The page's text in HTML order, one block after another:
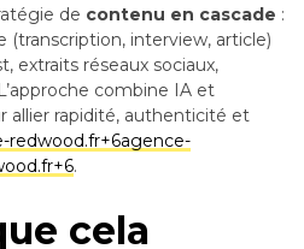
de contenu en cascade :
(transcription, interview, article)
extraits réseaux sociaux,
combine IA et
allier rapidité, authenticité et
redwood.fr+6agence-
.
cela